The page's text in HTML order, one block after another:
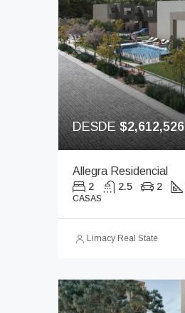
DESDE$2,612,526
Allegra Residencial
2 2.5 2
CASAS
Limacy Real State